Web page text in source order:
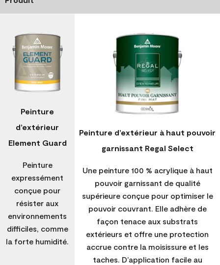
Peinture
d’extérieur
Element Guard
Peinture
expressément
conçue pour
résister aux
environnements
difficiles, comme
la forte humidité.
Peinture d’extérieur à haut pouvoir
garnissant Regal Select
Une peinture 100 % acrylique à haut
pouvoir garnissant de qualité
supérieure conçue pour optimiser le
pouvoir couvrant. Elle adhère de
façon tenace aux substrats
extérieurs et offre une protection
accrue contre la moisissure et les
taches. D’application facile au